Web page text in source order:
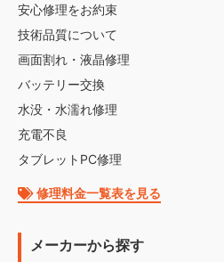
安心修理をお約束
技術品質について
画面割れ・液晶修理
バッテリー交換
水没・水濡れ修理
充電不良
タブレットPC修理
修理料金一覧表を見る
メーカーから探す